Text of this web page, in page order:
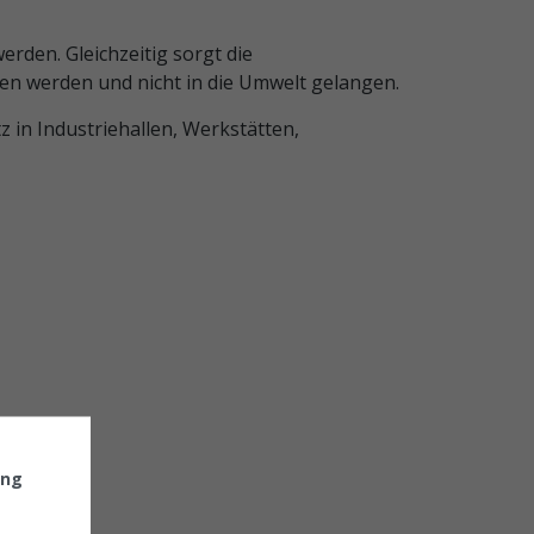
Gleichzeitig sorgt die
werden und nicht in die Umwelt gelangen.
in Industriehallen, Werkstätten,